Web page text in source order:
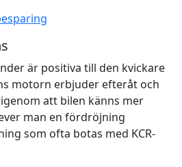
är positiva till den kvickare
motorn erbjuder efteråt och
att bilen känns mer
man en fördröjning
som ofta botas med KCR-